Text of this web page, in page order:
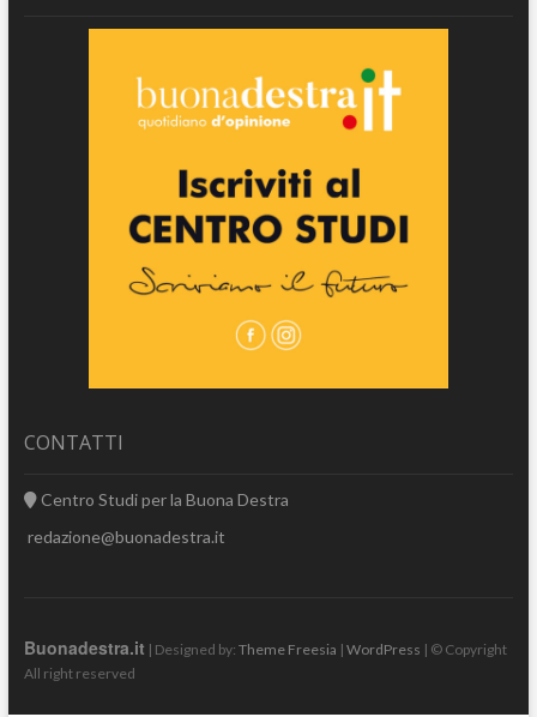
CONTATTI
Centro Studi per la Buona Destra
redazione@buonadestra.it
Buonadestra.it | Designed by: Theme Freesia | WordPress | © Copyright
All right reserved